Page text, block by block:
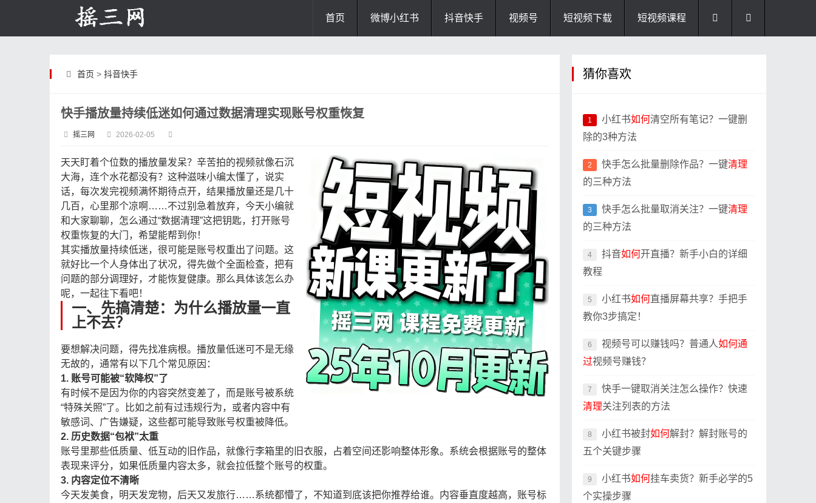
首页 微博小红书 抖音快手 视频号 短视频下载 短视频课程
首页 > 抖音快手
快手播放量持续低迷如何通过数据清理实现账号权重恢复
摇三网 2026-02-05
天天盯着个位数的播放量发呆？辛苦拍的视频就像石沉
大海，连个水花都没有？这种滋味小编太懂了，说实
话，每次发完视频满怀期待点开，结果播放量还是几十
几百，心里那个凉啊……不过别急着放弃，今天小编就
和大家聊聊，怎么通过“数据清理”这把钥匙，打开账号
权重恢复的大门，希望能帮到你！
其实播放量持续低迷，很可能是账号权重出了问题。这
就好比一个人身体出了状况，得先做个全面检查，把有
问题的部分调理好，才能恢复健康。那么具体该怎么办
呢，一起往下看吧！
一、先搞清楚：为什么播放量一直
上不去？
要想解决问题，得先找准病根。播放量低迷可不是无缘
无故的，通常有以下几个常见原因：
1. 账号可能被“软降权”了
有时候不是因为你的内容突然变差了，而是账号被系统
“特殊关照”了。比如之前有过违规行为，或者内容中有
敏感词、广告嫌疑，这些都可能导致账号权重被降低。
2. 历史数据“包袱”太重
账号里那些低质量、低互动的旧作品，就像行李箱里的旧衣服，占着空间还影响整体形象。系统会根据账号的整体
表现来评分，如果低质量内容太多，就会拉低整个账号的权重。
3. 内容定位不清晰
今天发美食，明天发宠物，后天又发旅行……系统都懵了，不知道到底该把你推荐给谁。内容垂直度越高，账号标
猜你喜欢
1 小红书如何清空所有笔记？一键删
除的3种方法
2 快手怎么批量删除作品？一键清理
的三种方法
3 快手怎么批量取消关注？一键清理
的三种方法
4 抖音如何开直播？新手小白的详细
教程
5 小红书如何直播屏幕共享？手把手
教你3步搞定！
6 视频号可以赚钱吗？普通人如何通
过视频号赚钱？
7
快手一键取消关注怎么操作？快速
清理关注列表的方法
8 小红书被封如何解封？解封账号的
五个关键步骤
9 小红书如何挂车卖货？新手必学的5
个实操步骤